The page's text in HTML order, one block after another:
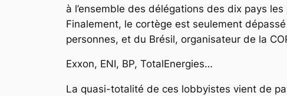
à l’ensemble des délégations des dix pays
Finalement, le cortège est seulement
personnes, et du Brésil, organisateur de la
Exxon, ENI, BP, TotalEnergies…
La quasi-totalité de ces lobbyistes vient de